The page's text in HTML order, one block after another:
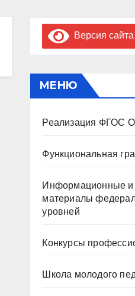
Версия
МЕНЮ
Реализация ФГОС
Функциональная
Информационные и
материалы
уровней
Конкурсы
Школа молодого